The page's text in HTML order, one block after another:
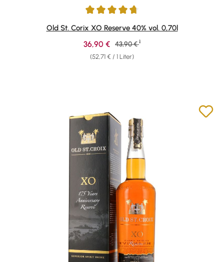
Durchschnittliche Bewertung von 4.85 von 5 Sternen
Old St. Corix XO Reserve 40% vol. 0,70l
(52,71 € / 1 Liter)
Verkaufspreis:
36,90 € Regulärer Preis:
43,90 € 1